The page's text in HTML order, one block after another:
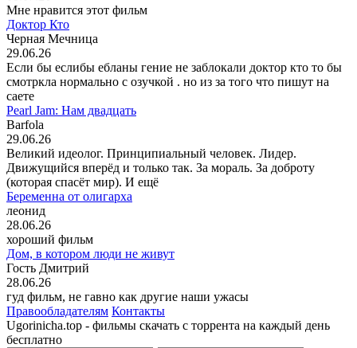
Мне нравится этот фильм
Доктор Кто
Черная Мечница
29.06.26
Если бы еслибы ебланы гение не заблокали доктор кто то бы
смотркла нормально с озучкой . но из за того что пишут на
саете
Pearl Jam: Нам двадцать
Barfola
29.06.26
Великий идеолог. Принципиальный человек. Лидер.
Движущийся вперёд и только так. За мораль. За доброту
(которая спасёт мир). И ещё
Беременна от олигарха
леонид
28.06.26
хороший фильм
Дом, в котором люди не живут
Гость Дмитрий
28.06.26
гуд фильм, не гавно как другие наши ужасы
Правообладателям Контакты
Ugorinicha.top - фильмы скачать с торрента на каждый день
бесплатно